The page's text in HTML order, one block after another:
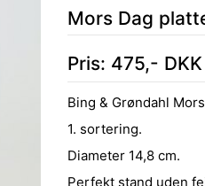
Mors Dag
Pris: 475,- DKK
Bing & Grøndahl
1. sortering.
Diameter 14,8 cm.
Perfekt stand uden